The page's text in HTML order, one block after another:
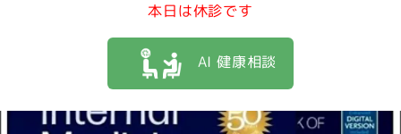
本日は休診です
AI 健康相談